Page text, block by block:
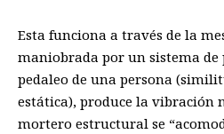
Esta funciona a través de la
maniobrada por un sistema de
pedaleo de una persona
estática), produce la vibración
mortero estructural se